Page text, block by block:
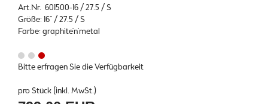
Art.Nr. 601500-16 / 27.5 / S
Größe: 16" / 27.5 / S
Farbe: graphite'n'metal
Bitte erfragen Sie die Verfügbarkeit
pro Stück (inkl. MwSt.)